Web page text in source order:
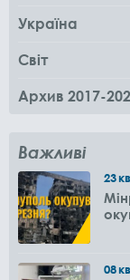
Україна
Світ
Архив 2017-
Важливі
23
08